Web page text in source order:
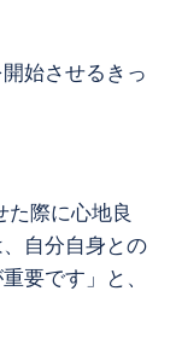
始させるきっ
際に心地良
自分自身との
要です」と、